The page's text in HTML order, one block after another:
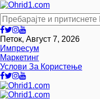
Петок, Август 7, 2026
Импресум
Маркетинг
Услови За Користење